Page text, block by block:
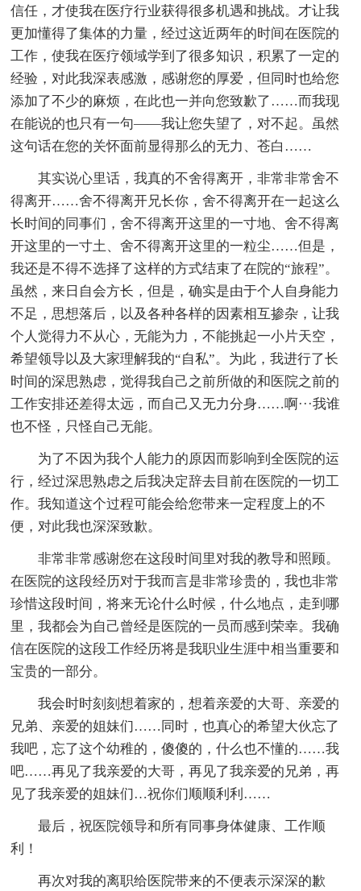
信任，才使我在医疗行业获得很多机遇和挑战。才让我
更加懂得了集体的力量，经过这近两年的时间在医院的
工作，使我在医疗领域学到了很多知识，积累了一定的
经验，对此我深表感激，感谢您的厚爱，但同时也给您
添加了不少的麻烦，在此也一并向您致歉了……而我现
在能说的也只有一句——我让您失望了，对不起。虽然
这句话在您的关怀面前显得那么的无力、苍白……
其实说心里话，我真的不舍得离开，非常非常舍不
得离开……舍不得离开兄长你，舍不得离开在一起这么
长时间的同事们，舍不得离开这里的一寸地、舍不得离
开这里的一寸土、舍不得离开这里的一粒尘……但是，
我还是不得不选择了这样的方式结束了在院的“旅程”。
虽然，来日自会方长，但是，确实是由于个人自身能力
不足， 思想落后，以及各种各样的因素相互掺杂，让我
个人觉得力不从心，无能为力，不能挑起一小片天空，
希望领导以及大家理解我的“自私”。为此，我进行了长
时间的深思熟虑，觉得我自己之前所做的和医院之前的
工作安排还差得太远，而自己又无力分身……啊···我谁
也不怪，只怪自己无能。
为了不因为我个人能力的原因而影响到全医院的运
行，经过深思熟虑之后我决定辞去目前在医院的一切工
作。我知道这个过程可能会给您带来一定程度上的不
便，对此我也深深致歉。
非常非常感谢您在这段时间里对我的教导和照顾。
在医院的这段经历对于我而言是非常珍贵的，我也非常
珍惜这段时间，将来无论什么时候，什么地点，走到哪
里，我都会为自己曾经是医院的一员而感到荣幸。我确
信在医院的这段工作经历将是我职业生涯中相当重要和
宝贵的一部分。
我会时时刻刻想着家的，想着亲爱的大哥、亲爱的
兄弟、亲爱的姐妹们……同时，也真心的希望大伙忘了
我吧，忘了这个幼稚的，傻傻的，什么也不懂的……我
吧……再见了我亲爱的大哥，再见了我亲爱的兄弟，再
见了我亲爱的姐妹们…祝你们顺顺利利……
最后，祝医院领导和所有同事身体健康、工作顺
利！
再次对我的离职给医院带来的不便表示深深的歉